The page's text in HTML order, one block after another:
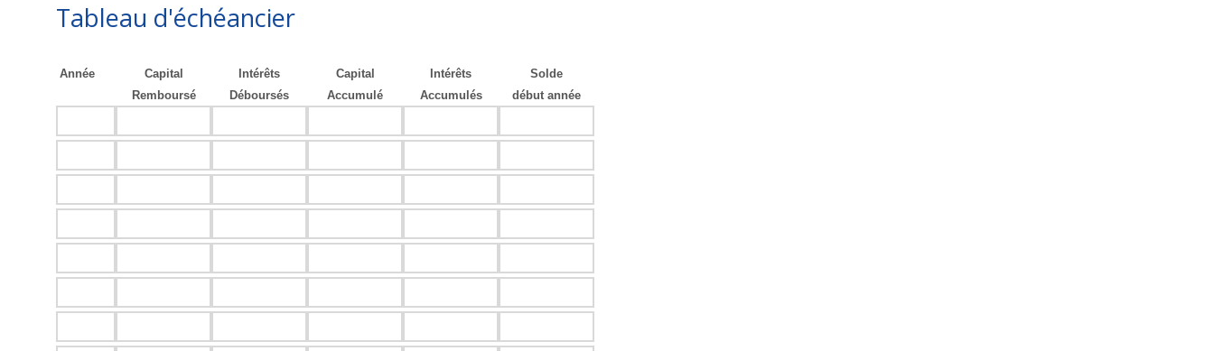
Tableau d'échéancier
Année
Capital
Remboursé
Intérêts
Déboursés
Capital
Accumulé
Intérêts
Accumulés
Solde
début année